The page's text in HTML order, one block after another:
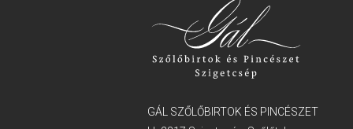
GÁL SZŐLŐBIRTOK ÉS PINCÉSZET